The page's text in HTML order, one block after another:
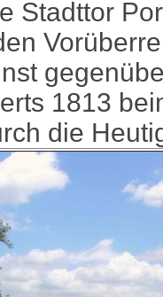
Stadttor
1813
die